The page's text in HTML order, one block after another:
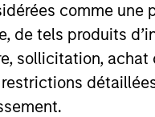
comme
de tels produits
sollicitation,
des opérations,
financièrement
de la promotion